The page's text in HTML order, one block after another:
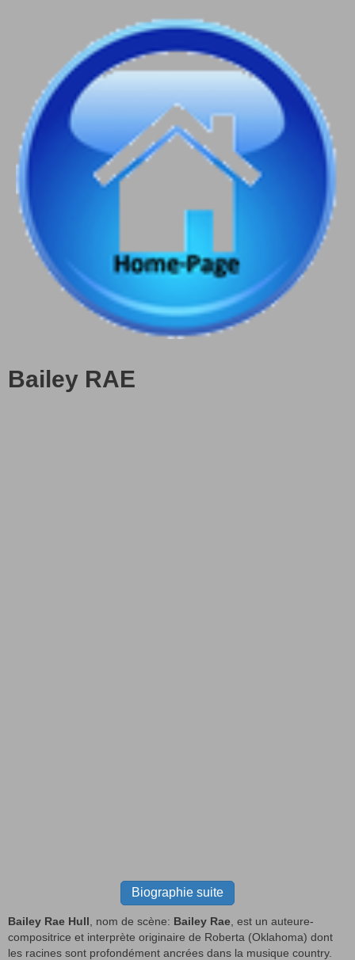
Bailey RAE
Biographie suite
Bailey Rae Hull , nom de scène: Bailey Rae , est un auteure-
compositrice et interprète originaire de Roberta (Oklahoma) dont
les racines sont profondément ancrées dans la musique country.